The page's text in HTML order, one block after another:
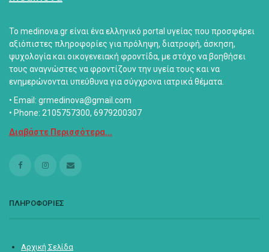
Το medinova.gr είναι ένα ελληνικό portal υγείας που προσφέρει
αξιόπιστες πληροφορίες για πρόληψη, διατροφή, άσκηση,
ψυχολογία και οικογενειακή φροντίδα, με στόχο να βοηθήσει
τους αναγνώστες να φροντίζουν την υγεία τους και να
ενημερώνονται υπεύθυνα για σύγχρονα ιατρικά θέματα.
• Email: grmedinova@gmail.com
• Phone: 2105757300, 6979200307
Διαβάστε Περισσότερα...
ΠΛΗΡΟΦΟΡΙΕΣ
Αρχική Σελίδα